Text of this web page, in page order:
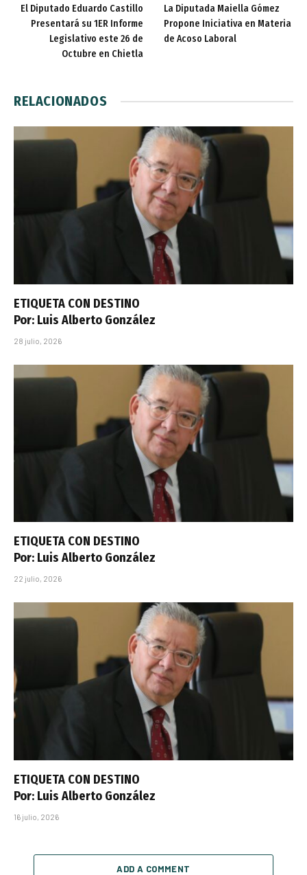
El Diputado Eduardo Castillo
Presentará su 1ER Informe
Legislativo este 26 de
Octubre en Chietla
La Diputada Maiella Gómez
Propone Iniciativa en Materia
de Acoso Laboral
RELACIONADOS
ETIQUETA CON DESTINO
Por: Luis Alberto González
28 julio, 2026
ETIQUETA CON DESTINO
Por: Luis Alberto González
22 julio, 2026
ETIQUETA CON DESTINO
Por: Luis Alberto González
16 julio, 2026
ADD A COMMENT